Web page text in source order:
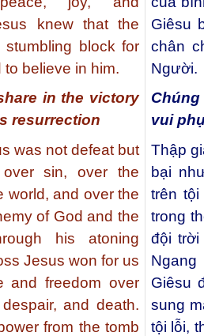
knew that the
block for
believe in him.
in the victory
resurrection
was not defeat but
sin, over the
world, and over the
of God and the
his atoning
Jesus won for us
and freedom over
and death.
from the tomb
Giêsu
chân
Người.
Chúng
vui
Thập
bại
trên
trong
đội
Giêsu
sung
tội lỗi,